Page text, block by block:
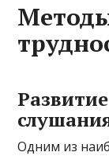
Одним из